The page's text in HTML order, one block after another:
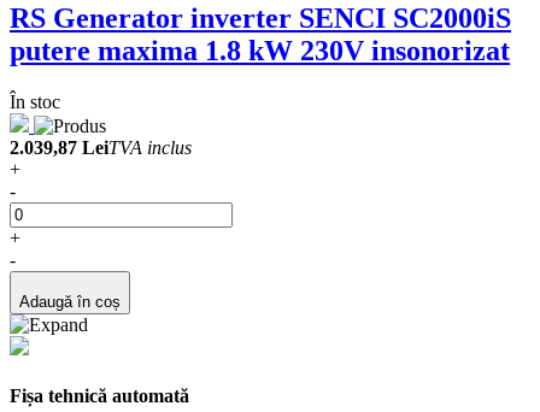
RS Generator inverter SENCI SC2000iS
putere maxima 1.8 kW 230V insonorizat
În stoc
2.039,87 LeiTVA inclus
+
-
+
-
Adaugă în coș
Fișa tehnică automată